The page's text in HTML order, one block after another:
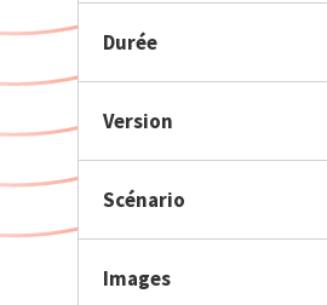
Durée
Version
Scénario
Images